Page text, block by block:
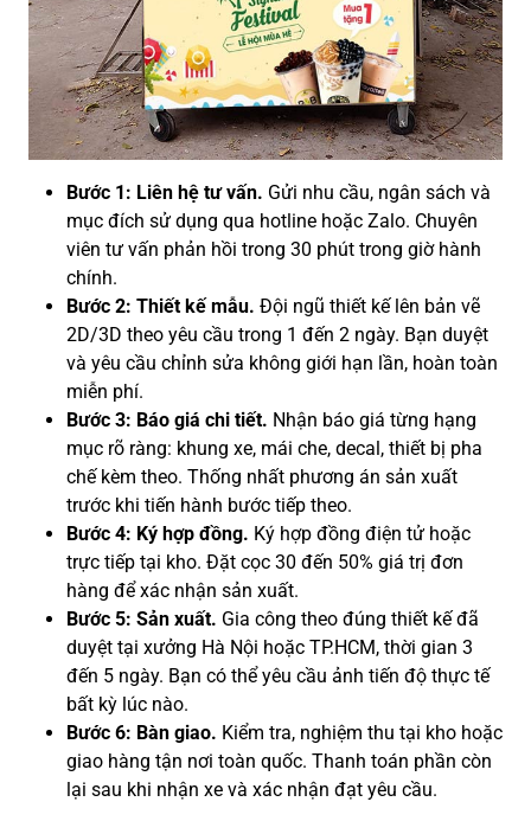
Bước 1: Liên hệ tư vấn. Gửi nhu cầu, ngân sách và
mục đích sử dụng qua hotline hoặc Zalo. Chuyên
viên tư vấn phản hồi trong 30 phút trong giờ hành
chính.
Bước 2: Thiết kế mẫu. Đội ngũ thiết kế lên bản vẽ
2D/3D theo yêu cầu trong 1 đến 2 ngày. Bạn duyệt
và yêu cầu chỉnh sửa không giới hạn lần, hoàn toàn
miễn phí.
Bước 3: Báo giá chi tiết. Nhận báo giá từng hạng
mục rõ ràng: khung xe, mái che, decal, thiết bị pha
chế kèm theo. Thống nhất phương án sản xuất
trước khi tiến hành bước tiếp theo.
Bước 4: Ký hợp đồng. Ký hợp đồng điện tử hoặc
trực tiếp tại kho. Đặt cọc 30 đến 50% giá trị đơn
hàng để xác nhận sản xuất.
Bước 5: Sản xuất. Gia công theo đúng thiết kế đã
duyệt tại xưởng Hà Nội hoặc TP.HCM, thời gian 3
đến 5 ngày. Bạn có thể yêu cầu ảnh tiến độ thực tế
bất kỳ lúc nào.
Bước 6: Bàn giao. Kiểm tra, nghiệm thu tại kho hoặc
giao hàng tận nơi toàn quốc. Thanh toán phần còn
lại sau khi nhận xe và xác nhận đạt yêu cầu.